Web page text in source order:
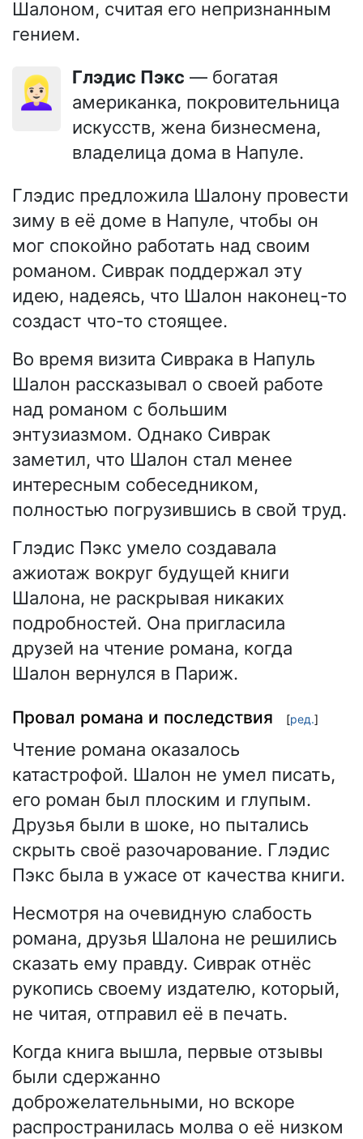
Шалоном, считая его непризнанным
гением.
👱🏻‍♀️ Глэдис Пэкс — богатая
американка, покровительница
искусств, жена бизнесмена,
владелица дома в Напуле.
Глэдис предложила Шалону провести
зиму в её доме в Напуле, чтобы он
мог спокойно работать над своим
романом. Сиврак поддержал эту
идею, надеясь, что Шалон наконец-то
создаст что-то стоящее.
Во время визита Сиврака в Напуль
Шалон рассказывал о своей работе
над романом с большим
энтузиазмом. Однако Сиврак
заметил, что Шалон стал менее
интересным собеседником,
полностью погрузившись в свой труд.
Глэдис Пэкс умело создавала
ажиотаж вокруг будущей книги
Шалона, не раскрывая никаких
подробностей. Она пригласила
друзей на чтение романа, когда
Шалон вернулся в Париж.
Провал романа и последствия [ред.]
Чтение романа оказалось
катастрофой. Шалон не умел писать,
его роман был плоским и глупым.
Друзья были в шоке, но пытались
скрыть своё разочарование. Глэдис
Пэкс была в ужасе от качества книги.
Несмотря на очевидную слабость
романа, друзья Шалона не решились
сказать ему правду. Сиврак отнёс
рукопись своему издателю, который,
не читая, отправил её в печать.
Когда книга вышла, первые отзывы
были сдержанно
доброжелательными, но вскоре
распространилась молва о её низком